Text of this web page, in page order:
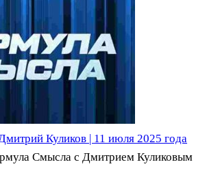
Куликов | 11 июля 2025 года
Смысла с Дмитрием Куликовым